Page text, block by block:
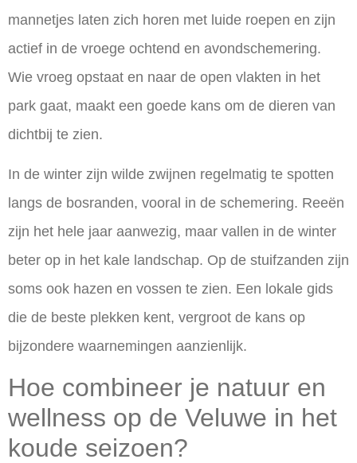
mannetjes laten zich horen met luide roepen en zijn
actief in de vroege ochtend en avondschemering.
Wie vroeg opstaat en naar de open vlakten in het
park gaat, maakt een goede kans om de dieren van
dichtbij te zien.
In de winter zijn wilde zwijnen regelmatig te spotten
langs de bosranden, vooral in de schemering. Reeën
zijn het hele jaar aanwezig, maar vallen in de winter
beter op in het kale landschap. Op de stuifzanden zijn
soms ook hazen en vossen te zien. Een lokale gids
die de beste plekken kent, vergroot de kans op
bijzondere waarnemingen aanzienlijk.
Hoe combineer je natuur en
wellness op de Veluwe in het
koude seizoen?